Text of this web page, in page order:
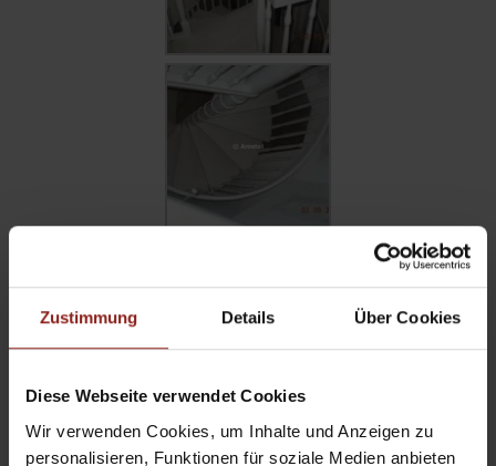
Zustimmung Details Über Cookies
Diese Webseite verwendet Cookies
Wir verwenden Cookies, um Inhalte und Anzeigen zu
personalisieren, Funktionen für soziale Medien anbieten